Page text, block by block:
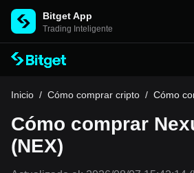
Bitget App
Trading Inteligente
Inicio / Cómo comprar cripto / Cómo
Cómo comprar
(NEX)